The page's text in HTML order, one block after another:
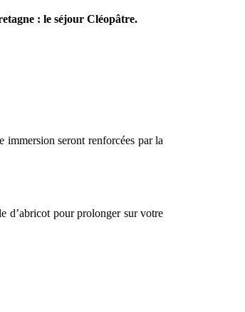
: le séjour Cléopâtre.
immersion seront renforcées par la
d’abricot pour prolonger sur votre